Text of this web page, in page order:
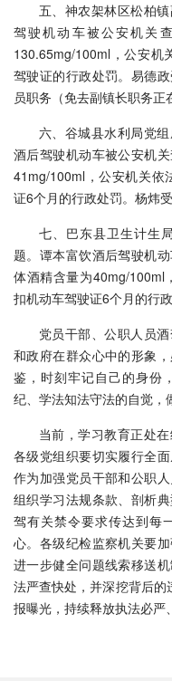
五、神农架林区松柏
驾驶机动车被公安机关
130.65mg/100ml，公安机
驾驶证的行政处罚。易德
员职务（免去副镇长职务正
六、谷城县水利局党
酒后驾驶机动车被公安机
41mg/100ml，公安机关依
证6个月的行政处罚。杨炜
七、巴东县卫生计生
题。谭本富饮酒后驾驶机
体酒精含量为40mg/100ml
扣机动车驾驶证6个月的行
党员干部、公职人员
和政府在群众心中的形象
鉴，时刻牢记自己的身份
纪、学法知法守法的自觉，
当前，学习教育正处
各级党组织要切实履行全
作为加强党员干部和公职
组织学习法规条款、剖析
驾有关禁令要求传达到每
心。各级纪检监察机关要
进一步健全问题线索移送
法严查快处，并深挖背后的
报曝光，持续释放执法必严